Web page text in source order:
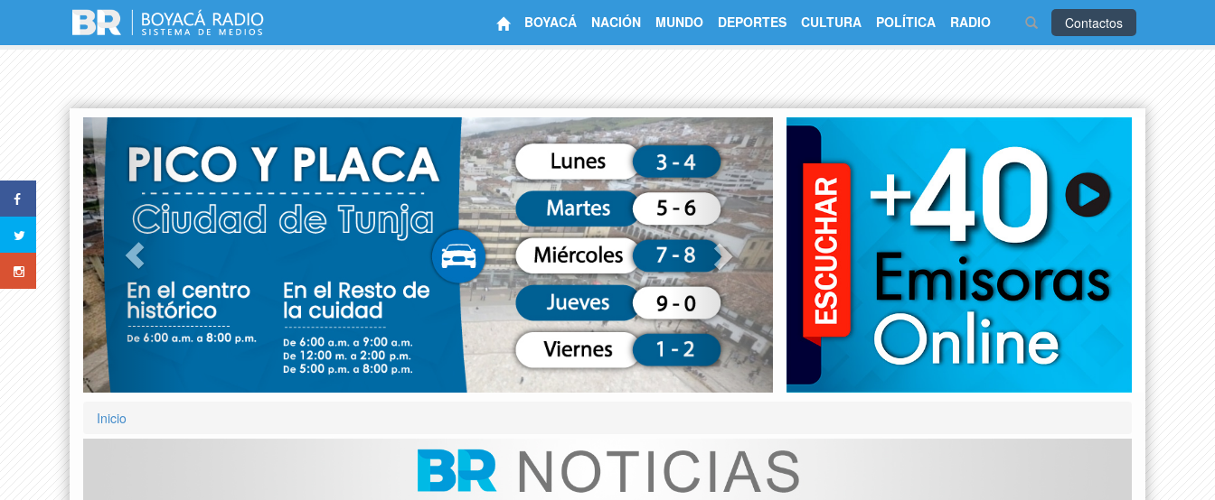
Contactos
BOYACÁ NACIÓN MUNDO DEPORTES CULTURA POLÍTICA RADIO
Next
Inicio